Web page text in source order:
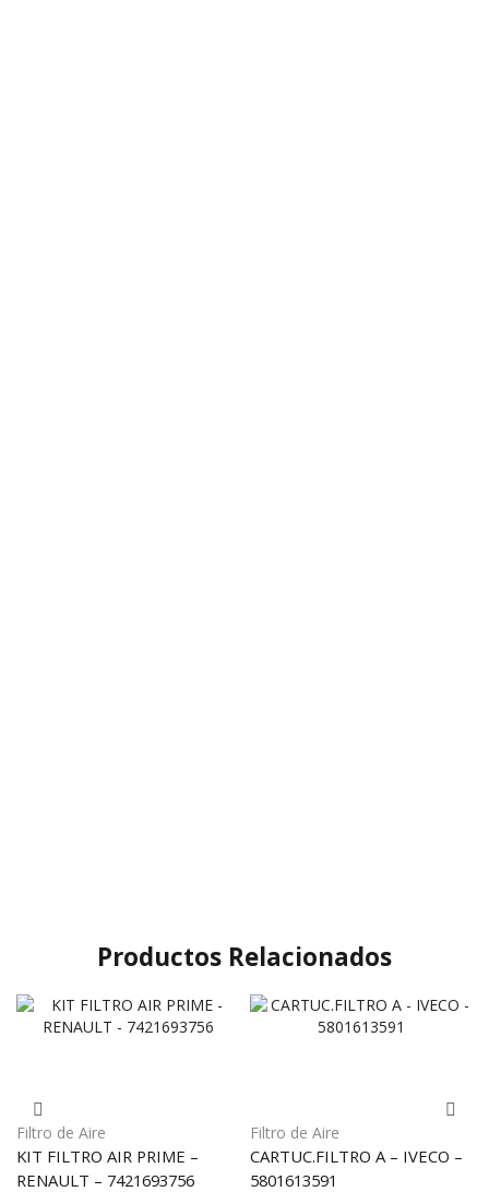
Productos Relacionados
Filtro de Aire
KIT FILTRO AIR PRIME –
RENAULT – 7421693756
Filtro de Aire
CARTUC.FILTRO A – IVECO –
5801613591